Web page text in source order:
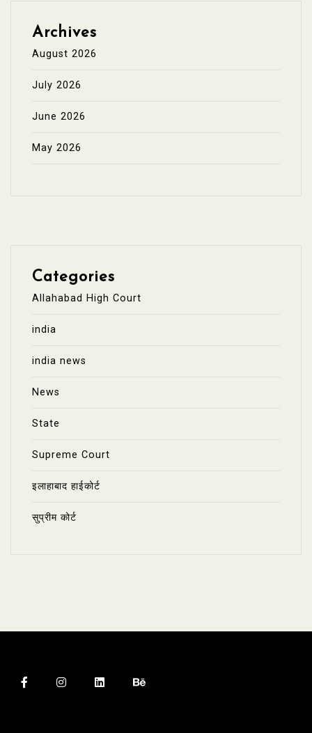
Archives
August 2026
July 2026
June 2026
May 2026
Categories
Allahabad High Court
india
india news
News
State
Supreme Court
इलाहाबाद हाईकोर्ट
सुप्रीम कोर्ट